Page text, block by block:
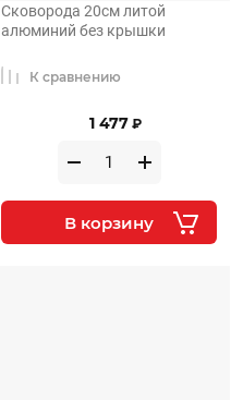
Сковорода 20см литой
алюминий без крышки
1 477 ₽
К сравнению
В корзину